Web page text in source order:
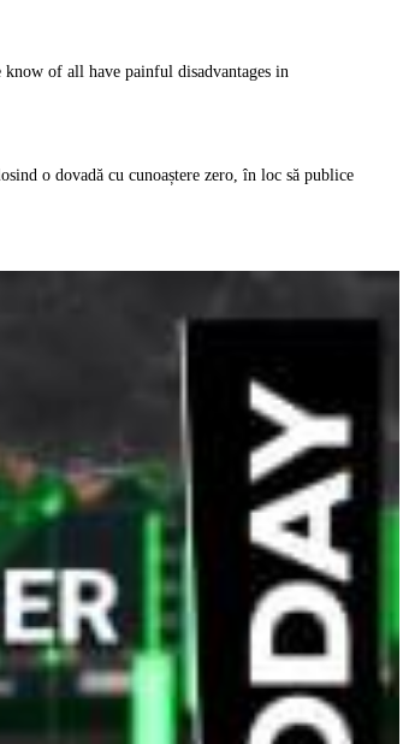
of all have painful disadvantages in
o dovadă cu cunoaștere zero, în loc să publice